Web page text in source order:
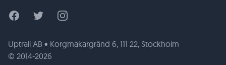
FacebookTwitter Instagram
Uptrail AB • Korgmakargränd 6, 111 22, Stockholm
© 2014-2026